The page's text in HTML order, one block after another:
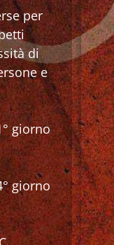
per
di
e
giorno
giorno